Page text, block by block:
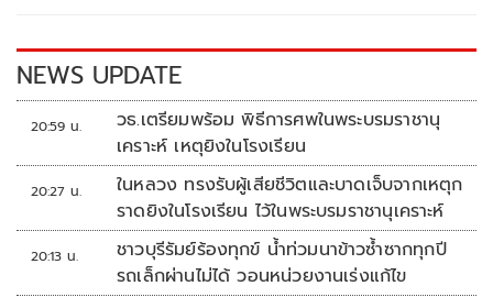
k k
NEWS UPDATE
20:59 น.
วธ.เตรียมพร้อม พิธีการศพในพระบรมราชานุ
เคราะห์ เหตุยิงในโรงเรียน
20:27 น.
ในหลวง ทรงรับผู้เสียชีวิตและบาดเจ็บจากเหตุก
ราดยิงในโรงเรียน ไว้ในพระบรมราชานุเคราะห์
20:13 น.
ชาวบุรีรัมย์ร้องทุกข์ น้ำท่วมนาข้าวซ้ำซากทุกปี
รถเล็กผ่านไม่ได้ วอนหน่วยงานเร่งแก้ไข